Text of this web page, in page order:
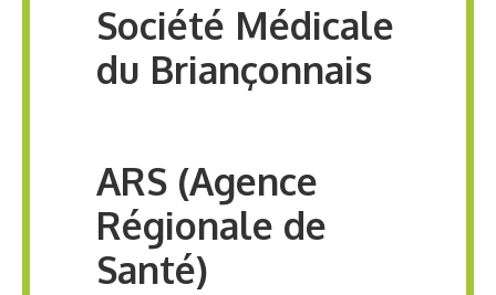
Société Médicale
du Briançonnais
ARS (Agence
Régionale de
Santé)